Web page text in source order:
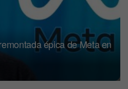
épica de Meta en